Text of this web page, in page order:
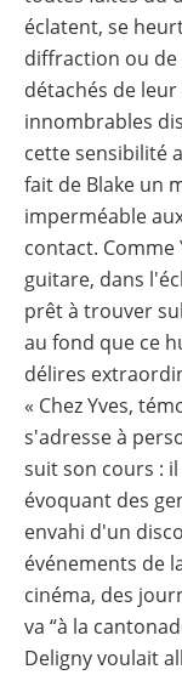
éclatent, se
diffraction ou de
détachés de
innombrables
cette sensibilité
fait de Blake un
imperméable
contact. Comme
guitare, dans
prêt à trouver
au fond que ce
délires
« Chez Yves,
s'adresse à
suit son cours :
évoquant des
envahi d'un
événements de
cinéma, des
va “à la
Deligny voulait